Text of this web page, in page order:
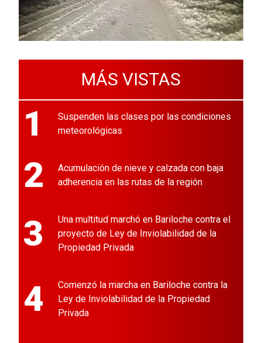
MÁS VISTAS
1
Suspenden las clases por las condiciones
meteorológicas
2
Acumulación de nieve y calzada con baja
adherencia en las rutas de la región
3
Una multitud marchó en Bariloche contra el
proyecto de Ley de Inviolabilidad de la
Propiedad Privada
4
Comenzó la marcha en Bariloche contra la
Ley de Inviolabilidad de la Propiedad
Privada